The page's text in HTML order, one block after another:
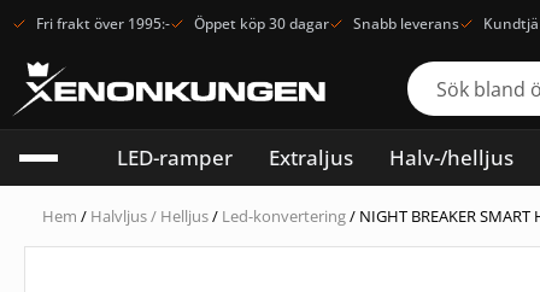
Fri frakt över 1995:- Öppet köp 30 dagar Snabb leverans
LED-ramper Extraljus Halv-/helljus
Hem / Halvljus / Helljus/ Led-konvertering/ NIGHT BREAKER